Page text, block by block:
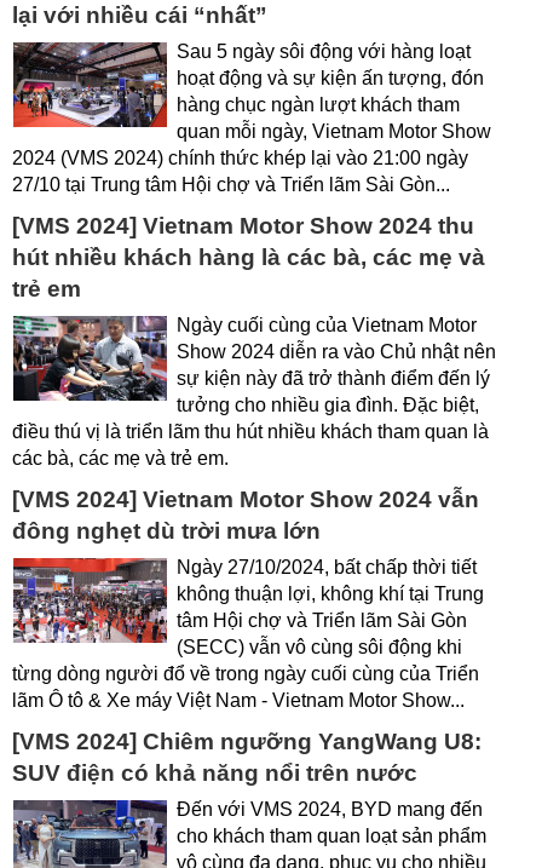
lại với nhiều cái “nhất”
Sau 5 ngày sôi động với hàng loạt
hoạt động và sự kiện ấn tượng, đón
hàng chục ngàn lượt khách tham
quan mỗi ngày, Vietnam Motor Show
2024 (VMS 2024) chính thức khép lại vào 21:00 ngày
27/10 tại Trung tâm Hội chợ và Triển lãm Sài Gòn...
[VMS 2024] Vietnam Motor Show 2024 thu
hút nhiều khách hàng là các bà, các mẹ và
trẻ em
Ngày cuối cùng của Vietnam Motor
Show 2024 diễn ra vào Chủ nhật nên
sự kiện này đã trở thành điểm đến lý
tưởng cho nhiều gia đình. Đặc biệt,
điều thú vị là triển lãm thu hút nhiều khách tham quan là
các bà, các mẹ và trẻ em.
[VMS 2024] Vietnam Motor Show 2024 vẫn
đông nghẹt dù trời mưa lớn
Ngày 27/10/2024, bất chấp thời tiết
không thuận lợi, không khí tại Trung
tâm Hội chợ và Triển lãm Sài Gòn
(SECC) vẫn vô cùng sôi động khi
từng dòng người đổ về trong ngày cuối cùng của Triển
lãm Ô tô & Xe máy Việt Nam - Vietnam Motor Show...
[VMS 2024] Chiêm ngưỡng YangWang U8:
SUV điện có khả năng nổi trên nước
Đến với VMS 2024, BYD mang đến
cho khách tham quan loạt sản phẩm
vô cùng đa dạng, phục vụ cho nhiều